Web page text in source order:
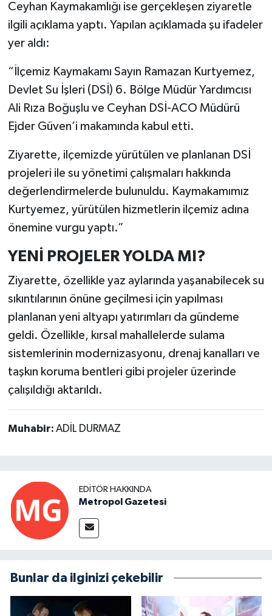
Ceyhan Kaymakamlığı ise gerçekleşen ziyaretle
ilgili açıklama yaptı. Yapılan açıklamada şu ifadeler
yer aldı:
“İlçemiz Kaymakamı Sayın Ramazan Kurtyemez,
Devlet Su İşleri (DSİ) 6. Bölge Müdür Yardımcısı
Ali Rıza Boğuşlu ve Ceyhan DSİ-ACO Müdürü
Ejder Güven’i makamında kabul etti.
Ziyarette, ilçemizde yürütülen ve planlanan DSİ
projeleri ile su yönetimi çalışmaları hakkında
değerlendirmelerde bulunuldu. Kaymakamımız
Kurtyemez, yürütülen hizmetlerin ilçemiz adına
önemine vurgu yaptı.”
YENİ PROJELER YOLDA MI?
Ziyarette, özellikle yaz aylarında yaşanabilecek su
sıkıntılarının önüne geçilmesi için yapılması
planlanan yeni altyapı yatırımları da gündeme
geldi. Özellikle, kırsal mahallelerde sulama
sistemlerinin modernizasyonu, drenaj kanalları ve
taşkın koruma bentleri gibi projeler üzerinde
çalışıldığı aktarıldı.
Muhabir: ADİL DURMAZ
EDITÖR HAKKINDA
Metropol Gazetesi
Bunlar da ilginizi çekebilir